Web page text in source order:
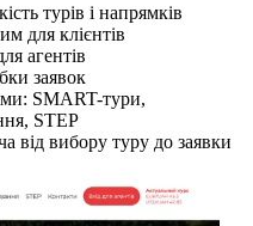
турів і напрямків
для клієнтів
агентів
заявок
SMART-тури,
STEP
від вибору туру до заявки